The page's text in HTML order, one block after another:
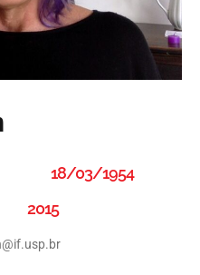
18/03/1954
2015